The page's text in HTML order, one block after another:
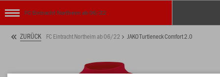
FC Eintracht Northeim ab 06/22
ZURÜCK FC Eintracht Northeim ab 06/22 JAKO Turtleneck Comfort 2.0